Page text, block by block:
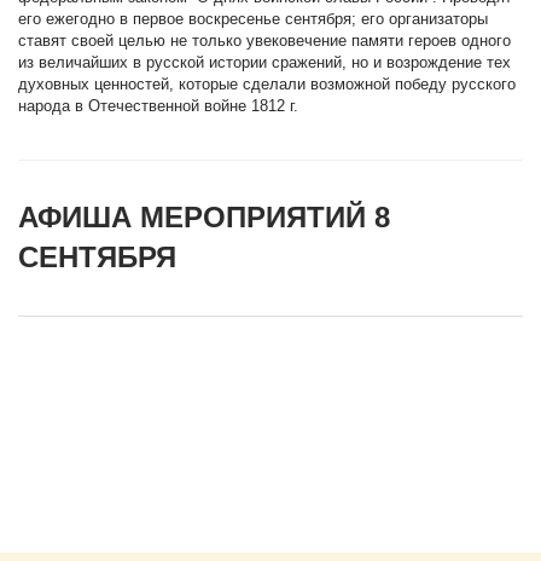
его ежегодно в первое воскресенье сентября; его организаторы
ставят своей целью не только увековечение памяти героев одного
из величайших в русской истории сражений, но и возрождение тех
духовных ценностей, которые сделали возможной победу русского
народа в Отечественной войне 1812 г.
АФИША МЕРОПРИЯТИЙ 8
СЕНТЯБРЯ